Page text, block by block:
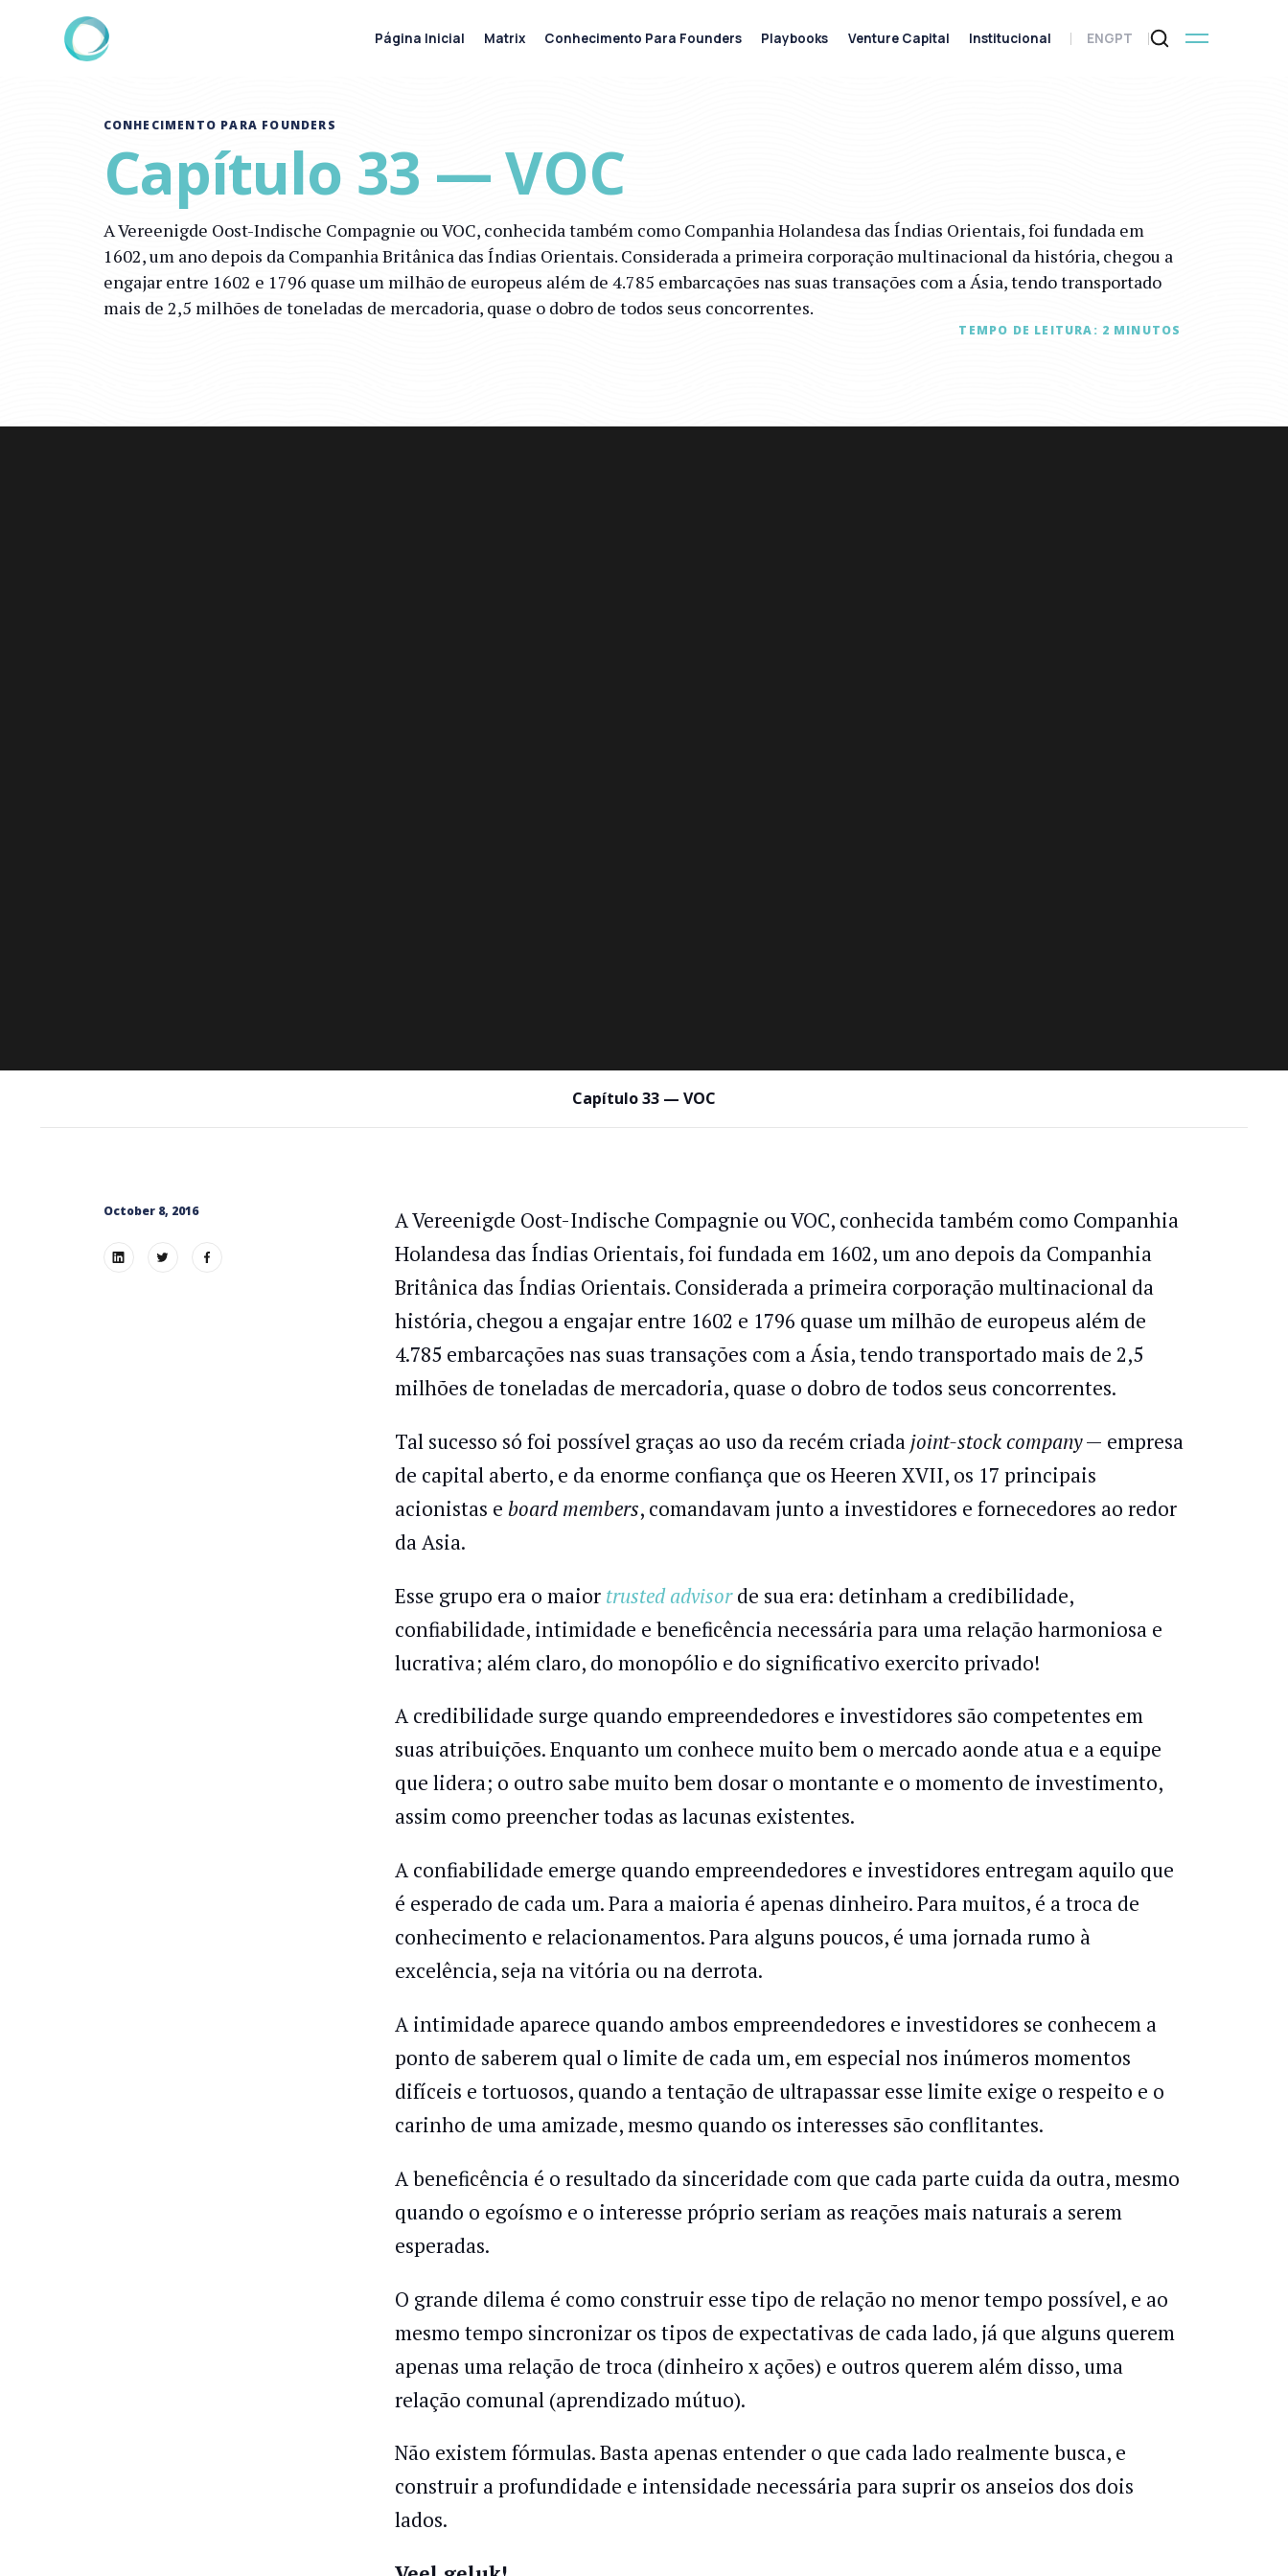
CONHECIMENTO PARA FOUNDERS
Capítulo 33 — VOC
A Vereenigde Oost-Indische Compagnie ou VOC, conhecida também como Companhia Holandesa das Índias Orientais, foi fundada em
1602, um ano depois da Companhia Britânica das Índias Orientais. Considerada a primeira corporação multinacional da história, chegou a
engajar entre 1602 e 1796 quase um milhão de europeus além de 4.785 embarcações nas suas transações com a Ásia, tendo transportado
mais de 2,5 milhões de toneladas de mercadoria, quase o dobro de todos seus concorrentes.
TEMPO DE LEITURA: 2 MINUTOS
Capítulo 33 — VOC
October 8, 2016
A Vereenigde Oost-Indische Compagnie ou VOC, conhecida também como Companhia
Holandesa das Índias Orientais, foi fundada em 1602, um ano depois da Companhia
Britânica das Índias Orientais. Considerada a primeira corporação multinacional da
história, chegou a engajar entre 1602 e 1796 quase um milhão de europeus além de
4.785 embarcações nas suas transações com a Ásia, tendo transportado mais de 2,5
milhões de toneladas de mercadoria, quase o dobro de todos seus concorrentes.
Tal sucesso só foi possível graças ao uso da recém criadajoint-stock company— empresa
de capital aberto, e da enorme confiança que os Heeren XVII, os 17 principais
acionistas e board members, comandavam junto a investidores e fornecedores ao redor
da Asia.
Esse grupo era o maior trusted advisorde sua era: detinham a credibilidade,
confiabilidade, intimidade e beneficência necessária para uma relação harmoniosa e
lucrativa; além claro, do monopólio e do significativo exercito privado!
A credibilidade surge quando empreendedores e investidores são competentes em
suas atribuições. Enquanto um conhece muito bem o mercado aonde atua e a equipe
que lidera; o outro sabe muito bem dosar o montante e o momento de investimento,
assim como preencher todas as lacunas existentes.
A confiabilidade emerge quando empreendedores e investidores entregam aquilo que
é esperado de cada um. Para a maioria é apenas dinheiro. Para muitos, é a troca de
conhecimento e relacionamentos. Para alguns poucos, é uma jornada rumo à
excelência, seja na vitória ou na derrota.
A intimidade aparece quando ambos empreendedores e investidores se conhecem a
ponto de saberem qual o limite de cada um, em especial nos inúmeros momentos
difíceis e tortuosos, quando a tentação de ultrapassar esse limite exige o respeito e o
carinho de uma amizade, mesmo quando os interesses são conflitantes.
A beneficência é o resultado da sinceridade com que cada parte cuida da outra, mesmo
quando o egoísmo e o interesse próprio seriam as reações mais naturais a serem
esperadas.
O grande dilema é como construir esse tipo de relação no menor tempo possível, e ao
mesmo tempo sincronizar os tipos de expectativas de cada lado, já que alguns querem
apenas uma relação de troca (dinheiro x ações) e outros querem além disso, uma
relação comunal (aprendizado mútuo).
Não existem fórmulas. Basta apenas entender o que cada lado realmente busca, e
construir a profundidade e intensidade necessária para suprir os anseios dos dois
lados.
Página Inicial Matrix Conhecimento Para Founders Playbooks Venture Capital Institucional ENGPT